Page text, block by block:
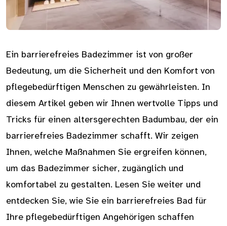
Ein barrierefreies Badezimmer ist von großer
Bedeutung, um die Sicherheit und den Komfort von
pflegebedürftigen Menschen zu gewährleisten. In
diesem Artikel geben wir Ihnen wertvolle Tipps und
Tricks für einen altersgerechten Badumbau, der ein
barrierefreies Badezimmer schafft. Wir zeigen
Ihnen, welche Maßnahmen Sie ergreifen können,
um das Badezimmer sicher, zugänglich und
komfortabel zu gestalten. Lesen Sie weiter und
entdecken Sie, wie Sie ein barrierefreies Bad für
Ihre pflegebedürftigen Angehörigen schaffen